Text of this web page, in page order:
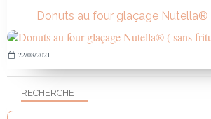
RECHERCHE
Donuts au four glaçage Nutella®
22/08/2021